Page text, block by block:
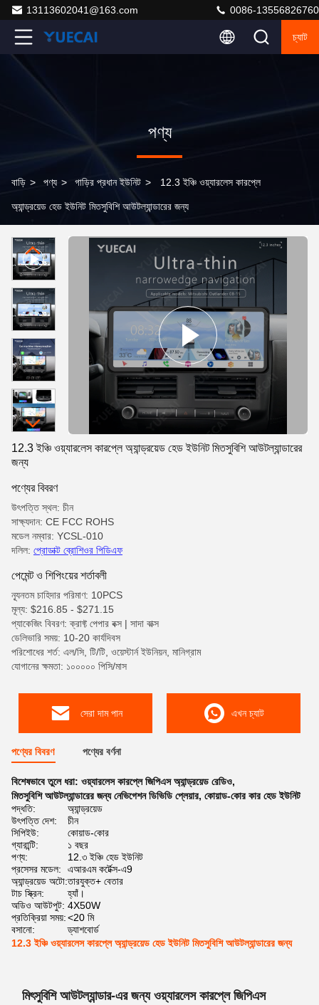
13113602041@163.com 0086-13556826760
চ্যাট
পণ্য
বাড়ি > পণ্য > গাড়ির প্রধান ইউনিট > 12.3 ইঞ্চি ওয়্যারলেস কারপ্লে
অ্যান্ড্রয়েড হেড ইউনিট মিতসুবিশি আউটল্যান্ডারের জন্য
12.3 ইঞ্চি ওয়্যারলেস কারপ্লে অ্যান্ড্রয়েড হেড ইউনিট মিতসুবিশি আউটল্যান্ডারের
জন্য
পণ্যের বিবরণ
উৎপত্তি স্থল: চীন
সাক্ষ্যদান: CE FCC ROHS
মডেল নম্বার: YCSL-010
দলিল: প্রোডাক্ট ব্রোশিওর পিডিএফ
পেমেন্ট ও শিপিংয়ের শর্তাবলী
ন্যূনতম চাহিদার পরিমাণ: 10PCS
মূল্য: $216.85 - $271.15
প্যাকেজিং বিবরণ: ক্রাফ্ট পেপার বক্স | সাদা বাক্স
ডেলিভারি সময়: 10-20 কার্যদিবস
পরিশোধের শর্ত: এল/সি, টি/টি, ওয়েস্টার্ন ইউনিয়ন, মানিগ্রাম
যোগানের ক্ষমতা: ১০০০০০ পিসি/মাস
সেরা দাম পান এখন চ্যাট
পণ্যের বিবরণ পণ্যের বর্ণনা
বিশেষভাবে তুলে ধরা: ওয়্যারলেস কারপ্লে জিপিএস অ্যান্ড্রয়েড রেডিও,
মিতসুবিশি আউটল্যান্ডারের জন্য নেভিগেশন ডিভিডি প্লেয়ার, কোয়াড-কোর কার হেড ইউনিট
পদ্ধতি:
অ্যান্ড্রয়েড
উৎপত্তি দেশ:
চীন
সিপিইউ:
কোয়াড-কোর
গ্যারান্টি:
১ বছর
পণ্য:
12.৩ ইঞ্চি হেড ইউনিট
প্রসেসর মডেল:
এআরএম কর্টেক্স-এ9
অ্যান্ড্রয়েড অটো:তারযুক্ত+ বেতার
টাচ স্ক্রিন:
হ্যাঁ।
অডিও আউটপুট: 4X50W
প্রতিক্রিয়া সময়:<20 মি
বসানো:
ড্যাশবোর্ড
12.3 ইঞ্চি ওয়্যারলেস কারপ্লে অ্যান্ড্রয়েড হেড ইউনিট মিতসুবিশি আউটল্যান্ডারের জন্য
মিৎসুবিশি আউটল্যান্ডার-এর জন্য ওয়্যারলেস কারপ্লে জিপিএস